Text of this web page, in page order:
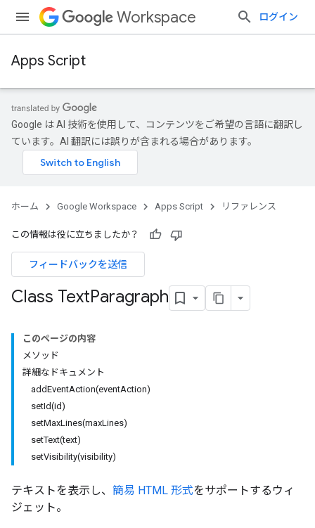
Workspace ログイン
Apps Script
Google は AI 技術を使用して、コンテンツをご希望の言語に翻訳し
ています。AI 翻訳には誤りが含まれる場合があります。
ホーム Google Workspace Apps Script リファレンス
この情報は役に立ちましたか？
フィードバックを送信
Class TextParagraph
このページの内容
メソッド
詳細なドキュメント
addEventAction(eventAction)
setId(id)
setMaxLines(maxLines)
setText(text)
setVisibility(visibility)
テキストを表示し、 簡易 HTML 形式をサポートするウィ
ジェット。